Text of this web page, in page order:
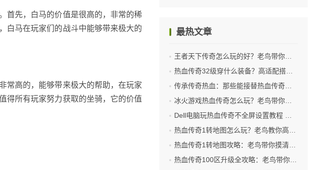
首先，白马的价值是很高的，非常的稀
白马在玩家们的战斗中能够带来极大的
常高的，能够带来极大的帮助，在玩家
得所有玩家努力获取的坐骑，它的价值
最热文章
王者天下传奇怎么玩的好？老鸟带你摸透升级打怪核心技巧
热血传奇32级穿什么装备？高适配搭配助你高效刷怪
传承传奇热血：那些能接替热血传奇的游戏盘点
冰火游戏热血传奇怎么玩？老鸟带你摸透成长核心
Dell电脑玩热血传奇不全屏设置教程 老玩家亲测有效
热血传奇1转地图怎么玩？老鸟教你高效刷装少走弯路
热血传奇1转地图攻略：老鸟带你摸清刷怪爆装核心套路
热血传奇100区升级全攻略：老鸟带你高效冲级不绕路